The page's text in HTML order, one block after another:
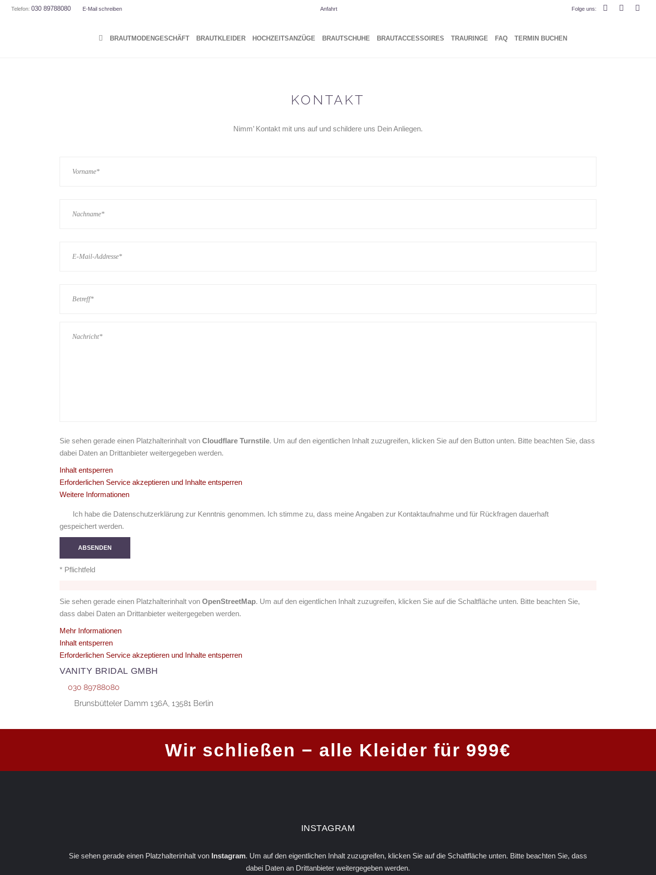
Telefon: 030 89788080 E-Mail schreiben Anfahrt Folge uns:
BRAUT­MO­DEN­GE­SCHÄFT BRAUT­KLEI­DER HOCH­ZEITS­AN­ZÜ­GE BRAUT­SCHU­HE BRAUT­AC­CES­SOIRES TRAU­RIN­GE FAQ TER­MIN BUCHEN
KON­TAKT
Nimm’ Kon­takt mit uns auf und schil­de­re uns Dein Anliegen.
Sie sehen gera­de einen Platz­hal­ter­in­halt von Cloud­fla­re Turn­sti­le. Um auf den eigent­li­chen Inhalt zuzu­grei­fen, kli­cken Sie auf den But­ton unten. Bit­te beach­ten Sie, dass
dabei Daten an Dritt­an­bie­ter wei­ter­ge­ge­ben werden.
Inhalt ent­sper­ren
Erfor­der­li­chen Ser­vice akzep­tie­ren und Inhal­te ent­sper­ren
Wei­te­re Infor­ma­tio­nen
Ich habe die Daten­schutz­er­klä­rung zur Kennt­nis genom­men. Ich stim­me zu, dass mei­ne Anga­ben zur Kon­takt­auf­nah­me und für Rück­fra­gen dau­er­haft
gespei­chert werden.
* Pflicht­feld
Sie sehen gera­de einen Platz­hal­ter­in­halt von Open­Street­Map. Um auf den eigent­li­chen Inhalt zuzu­grei­fen, kli­cken Sie auf die Schalt­flä­che unten. Bit­te beach­ten Sie,
dass dabei Daten an Dritt­an­bie­ter wei­ter­ge­ge­ben werden.
Mehr Infor­ma­tio­nen
Inhalt ent­sper­ren
Erfor­der­li­chen Ser­vice akzep­tie­ren und Inhal­te ent­sper­ren
VANI­TY BRIDAL GMBH
030 89788080
Bruns­büt­te­ler Damm 136A, 13581 Berlin
Wir schließen − alle Kleider für 999€
INSTA­GRAM
Sie sehen gerade einen Platzhalterinhalt von Instagram. Um auf den eigentlichen Inhalt zuzugreifen, klicken Sie auf die Schaltfläche unten. Bitte beachten Sie, dass
dabei Daten an Drittanbieter weitergegeben werden.